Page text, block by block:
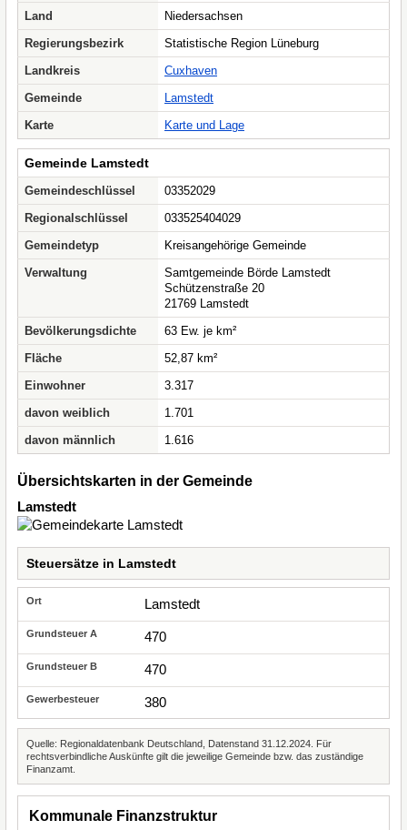
Land
Niedersachsen
Regierungsbezirk
Statistische Region Lüneburg
Landkreis
Cuxhaven
Gemeinde
Lamstedt
Karte
Karte und Lage
Gemeinde Lamstedt
Gemeindeschlüssel
03352029
Regionalschlüssel
033525404029
Gemeindetyp
Kreisangehörige Gemeinde
Verwaltung
Samtgemeinde Börde Lamstedt
Schützenstraße 20
21769 Lamstedt
Bevölkerungsdichte
63 Ew. je km²
Fläche
52,87 km²
Einwohner
3.317
davon weiblich
1.701
davon männlich
1.616
Übersichtskarten in der Gemeinde
Lamstedt
Steuersätze in Lamstedt
Lamstedt
470
470
380
Quelle: Regionaldatenbank Deutschland, Datenstand 31.12.2024. Für
rechtsverbindliche Auskünfte gilt die jeweilige Gemeinde bzw. das zuständige
Finanzamt.
Kommunale Finanzstruktur